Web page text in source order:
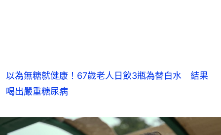
以為無糖就健康！67歲老人日飲3瓶為替白水 結果
喝出嚴重糖尿病